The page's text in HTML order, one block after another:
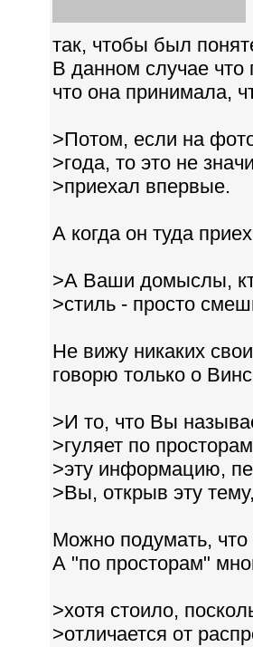
так, чтобы был
В данном случае что
что она принимала,
>Потом, если на
>года, то это не
>приехал впервые.
А когда он туда
>А Ваши домыслы,
>стиль - просто
Не вижу никаких
говорю только о
>И то, что Вы
>гуляет по
>эту информацию,
>Вы, открыв эту
Можно подумать,
А "по просторам"
>хотя стоило,
>отличается от